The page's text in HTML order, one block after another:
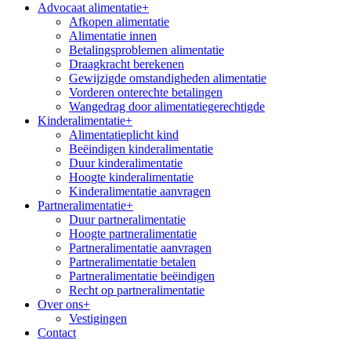
Advocaat alimentatie+
Afkopen alimentatie
Alimentatie innen
Betalingsproblemen alimentatie
Draagkracht berekenen
Gewijzigde omstandigheden alimentatie
Vorderen onterechte betalingen
Wangedrag door alimentatiegerechtigde
Kinderalimentatie+
Alimentatieplicht kind
Beëindigen kinderalimentatie
Duur kinderalimentatie
Hoogte kinderalimentatie
Kinderalimentatie aanvragen
Partneralimentatie+
Duur partneralimentatie
Hoogte partneralimentatie
Partneralimentatie aanvragen
Partneralimentatie betalen
Partneralimentatie beëindigen
Recht op partneralimentatie
Over ons+
Vestigingen
Contact